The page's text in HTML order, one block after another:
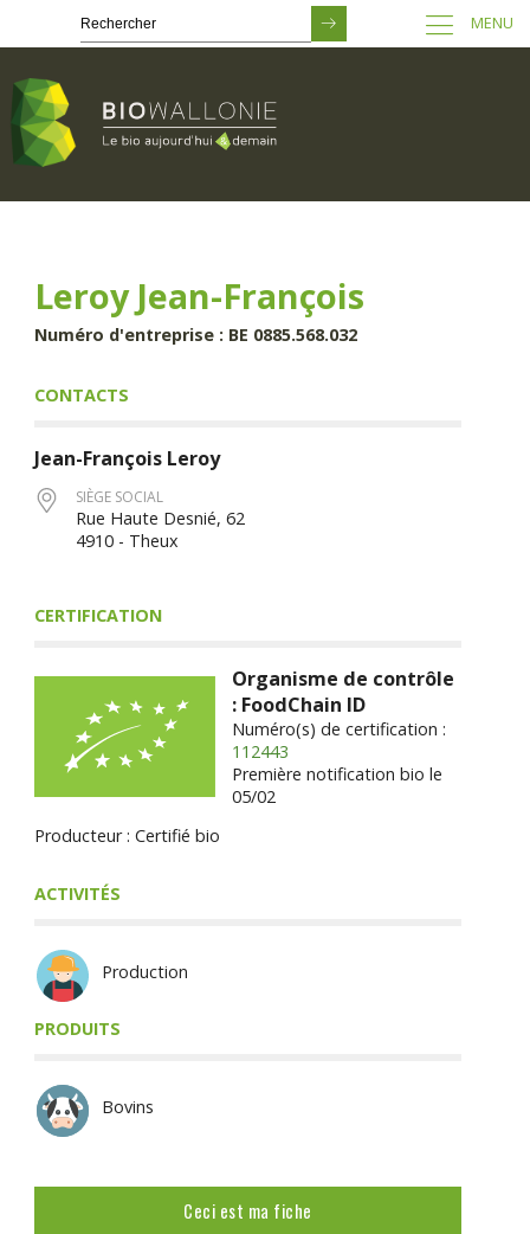
principal
MENU
Leroy Jean-François
Numéro d'entreprise : BE 0885.568.032
CONTACTS
Jean-François Leroy
SIÈGE SOCIAL
Rue Haute Desnié, 62
4910 - Theux
CERTIFICATION
Organisme de contrôle
: FoodChain ID
Numéro(s) de certification :
112443
Première notification bio le
05/02
Producteur : Certifié bio
ACTIVITÉS
Production
PRODUITS
Bovins
Ceci est ma fiche